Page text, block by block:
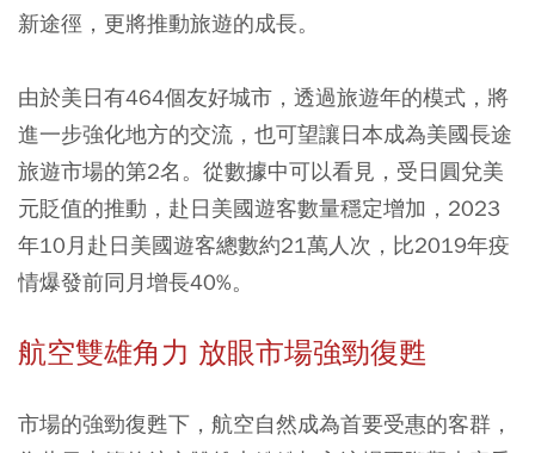
新途徑，更將推動旅遊的成長。
由於美日有464個友好城市，透過旅遊年的模式，將
進一步強化地方的交流，也可望讓日本成為美國長途
旅遊市場的第2名。從數據中可以看見，受日圓兌美
元貶值的推動，赴日美國遊客數量穩定增加，2023
年10月赴日美國遊客總數約21萬人次，比2019年疫
情爆發前同月增長40%。
航空雙雄角力 放眼市場強勁復甦
市場的強勁復甦下，航空自然成為首要受惠的客群，